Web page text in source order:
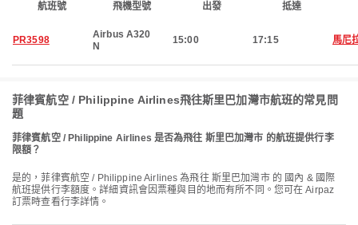
航班號 飛機型號 出發 抵達
PR3598
Airbus A320
N
15:00 17:15 馬尼
菲律賓航空 / Philippine Airlines飛往斯里巴加灣市航班的常見問
題
菲律賓航空 / Philippine Airlines 是否為飛往 斯里巴加灣市 的航班提供行李
限額？
是的，菲律賓航空 / Philippine Airlines 為飛往 斯里巴加灣市 的 國內 & 國際
航班提供行李額度。詳細資訊會因票種與目的地而有所不同。您可在 Airpaz
訂票時查看行李詳情。